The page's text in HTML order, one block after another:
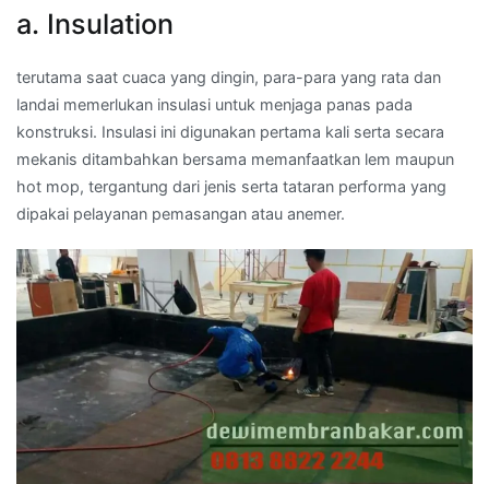
a. Insulation
terutama saat cuaca yang dingin, para-para yang rata dan
landai memerlukan insulasi untuk menjaga panas pada
konstruksi. Insulasi ini digunakan pertama kali serta secara
mekanis ditambahkan bersama memanfaatkan lem maupun
hot mop, tergantung dari jenis serta tataran performa yang
dipakai pelayanan pemasangan atau anemer.